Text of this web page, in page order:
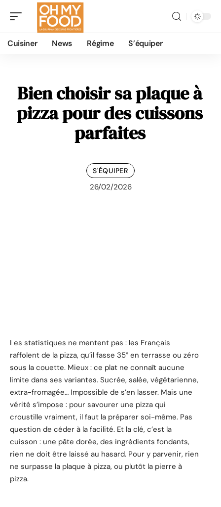
Cuisiner News Régime S’équiper
Bien choisir sa plaque à
pizza pour des cuissons
parfaites
S'ÉQUIPER
26/02/2026
Les statistiques ne mentent pas : les Français
raffolent de la pizza, qu’il fasse 35° en terrasse ou zéro
sous la couette. Mieux : ce plat ne connaît aucune
limite dans ses variantes. Sucrée, salée, végétarienne,
extra-fromagée… Impossible de s’en lasser. Mais une
vérité s’impose : pour savourer une pizza qui
croustille vraiment, il faut la préparer soi-même. Pas
question de céder à la facilité. Et la clé, c’est la
cuisson : une pâte dorée, des ingrédients fondants,
rien ne doit être laissé au hasard. Pour y parvenir, rien
ne surpasse la plaque à pizza, ou plutôt la pierre à
pizza.